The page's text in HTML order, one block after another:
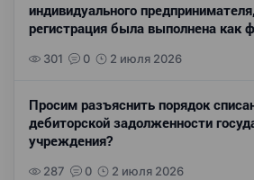
индивидуального
регистрация была выполнена как
301 0 2 июля 2026
Просим разъяснить порядок
дебиторской задолженности
учреждения?
287 0 2 июля 2026